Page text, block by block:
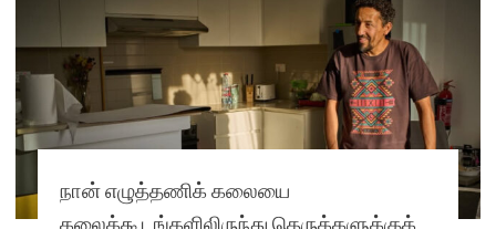
நான் எழுத்தணிக் கலையை
கலைக்கூடங்களிலிருந்து தெருக்களுக்குக்